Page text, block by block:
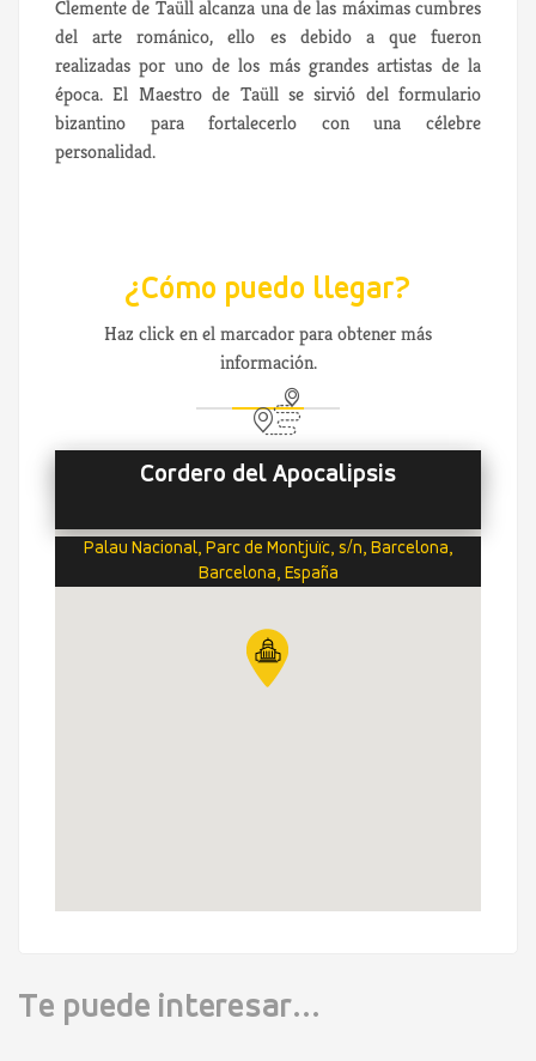
Clemente de Taüll alcanza una de las máximas cumbres
del arte románico, ello es debido a que fueron
realizadas por uno de los más grandes artistas de la
época. El Maestro de Taüll se sirvió del formulario
bizantino para fortalecerlo con una célebre
personalidad.
¿Cómo puedo llegar?
Haz click en el marcador para obtener más
información.
Cordero del Apocalipsis
Palau Nacional, Parc de Montjuïc, s/n, Barcelona,
Barcelona, España
Te puede interesar...